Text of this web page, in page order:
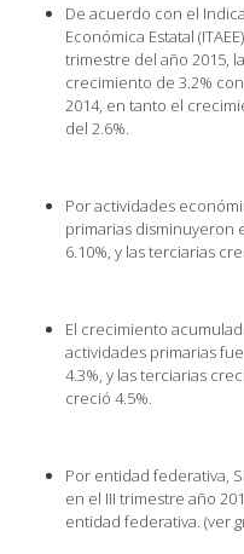
De acuerdo con el
Económica Estatal
trimestre del año 2015,
crecimiento de 3.2%
2014, en tanto el
del 2.6%.
Por actividades
primarias disminuyeron
6.10%, y las terciarias
El crecimiento
actividades primarias
4.3%, y las terciarias
creció 4.5%.
Por entidad federativa,
en el III trimestre año
entidad federativa. (ver